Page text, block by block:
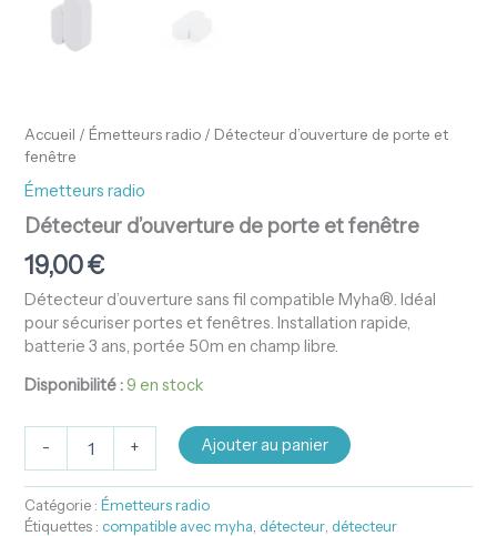
Accueil / Émetteurs radio / Détecteur d’ouverture de porte et
fenêtre
Émetteurs radio
Détecteur d’ouverture de porte et fenêtre
19,00€
Détecteur d’ouverture sans fil compatible Myha®. Idéal
pour sécuriser portes et fenêtres. Installation rapide,
batterie 3 ans, portée 50m en champ libre.
Disponibilité :9 en stock
- + Ajouter au panier
Catégorie :Émetteurs radio
Étiquettes : compatible avec myha détecteur détecteur